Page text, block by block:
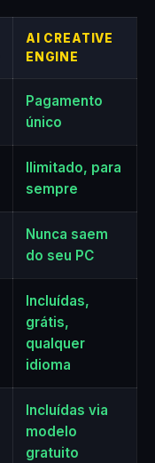
AI CREATIVE
ENGINE
Pagamento
único
Ilimitado, para
sempre
Nunca saem
do seu PC
Incluídas,
grátis,
qualquer
idioma
Incluídas via
modelo
gratuito